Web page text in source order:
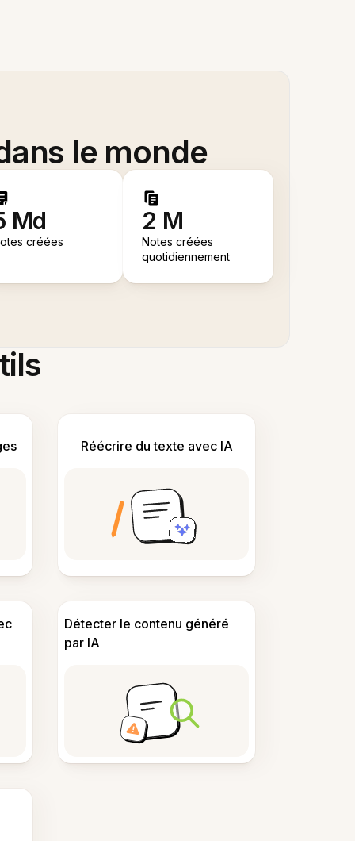
le monde
Md
créées
2 M
Notes créées
quotidiennement
Réécrire du texte avec IA
Détecter le contenu généré
par IA